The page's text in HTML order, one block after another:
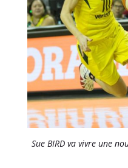
Sue BIRD va vivre une